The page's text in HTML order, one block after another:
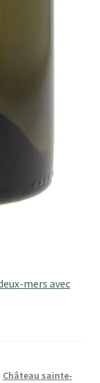
mers avec
Château sainte-